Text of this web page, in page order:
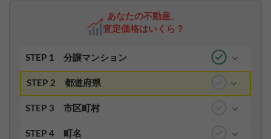
あなたの不動産、
査定価格はいくら？
STEP 1 分譲マンション
STEP 2 都道府県
STEP 3 市区町村
STEP 4 町名